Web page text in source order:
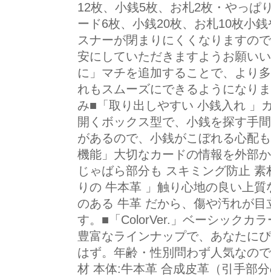
12枚、小銭5枚、お札2枚・やっ
ード6枚、小銭20枚、お札10枚小
スナーが閉まりにくくなりますの
安にしていただきますようお願い
に」マチを追加することで、より
れもスムーズにできるようになり
み■「取り出しやすい 小銭入れ 」
開くボックス型で、小銭を探す手
があるので、小銭がこぼれる心配
機能」大切なカードの情報を外部
じゃばら部分も スキミング防止
りの 牛本革 」触り心地の良い上
のある 牛革 だから、傷や汚れが
す。■「ColorVer.」ベーシックカ
豊富なラインナップで、あなたに
はず。年齢・性別問わず人気なの
材 本体:牛本革 合成皮革（引手部